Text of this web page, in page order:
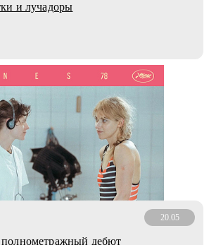
и лучадоры
20.05
дебют